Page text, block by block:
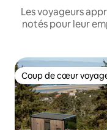
Les voyageurs
notés pour leur
Coup de cœur
Coup de cœur